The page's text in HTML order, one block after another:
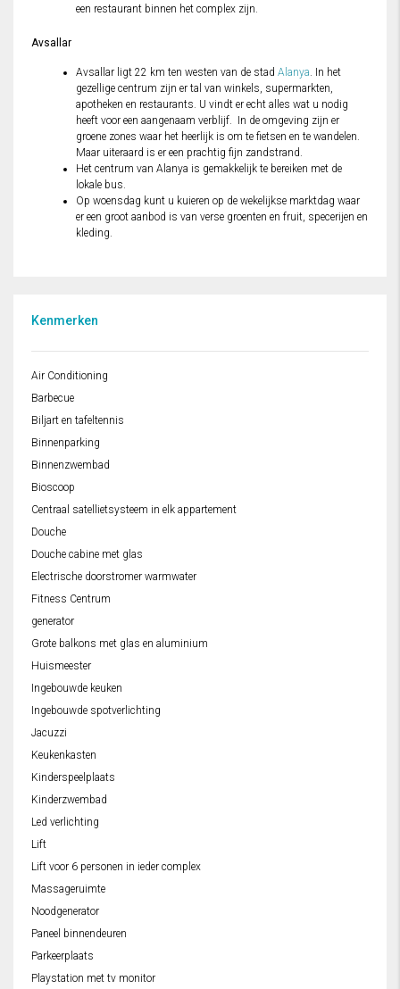
een restaurant binnen het complex zijn.
Avsallar
Avsallar ligt 22 km ten westen van de stad Alanya. In het
gezellige centrum zijn er tal van winkels, supermarkten,
apotheken en restaurants. U vindt er echt alles wat u nodig
heeft voor een aangenaam verblijf. In de omgeving zijn er
groene zones waar het heerlijk is om te fietsen en te wandelen.
Maar uiteraard is er een prachtig fijn zandstrand.
Het centrum van Alanya is gemakkelijk te bereiken met de
lokale bus.
Op woensdag kunt u kuieren op de wekelijkse marktdag waar
er een groot aanbod is van verse groenten en fruit, specerijen en
kleding.
Kenmerken
Air Conditioning
Barbecue
Biljart en tafeltennis
Binnenparking
Binnenzwembad
Bioscoop
Centraal satellietsysteem in elk appartement
Douche
Douche cabine met glas
Electrische doorstromer warmwater
Fitness Centrum
generator
Grote balkons met glas en aluminium
Huismeester
Ingebouwde keuken
Ingebouwde spotverlichting
Jacuzzi
Keukenkasten
Kinderspeelplaats
Kinderzwembad
Led verlichting
Lift
Lift voor 6 personen in ieder complex
Massageruimte
Noodgenerator
Paneel binnendeuren
Parkeerplaats
Playstation met tv monitor